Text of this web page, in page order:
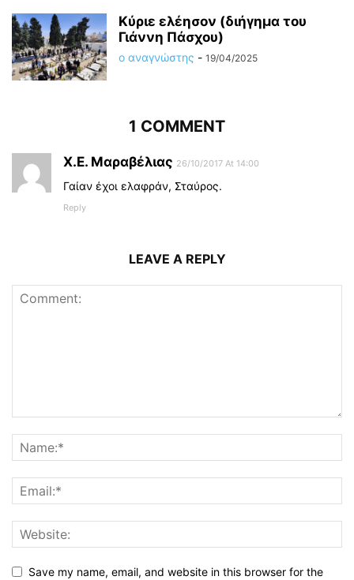
Κύριε ελέησον (διήγημα του
Γιάννη Πάσχου)
ο αναγνώστης - 19/04/2025
1 COMMENT
Χ.Ε. Μαραβέλιας 26/10/2017 At 14:00
Γαίαν έχοι ελαφράν, Σταύρος.
Reply
LEAVE A REPLY
Save my name, email, and website in this browser for the